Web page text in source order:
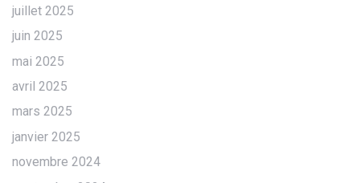
juillet 2025
juin 2025
mai 2025
avril 2025
mars 2025
janvier 2025
novembre 2024